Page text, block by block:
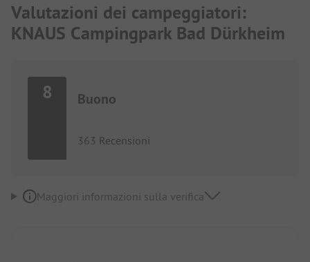
Valutazioni dei campeggiatori:
KNAUS Campingpark Bad Dürkheim
8 Buono
363 Recensioni
Maggiori informazioni sulla verifica